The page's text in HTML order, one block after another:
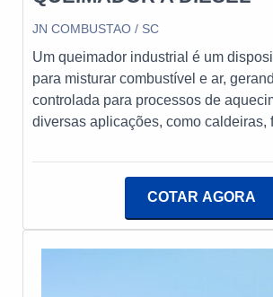
JN COMBUSTAO / SC
Um queimador industrial é um
para misturar combustível e ar,
controlada para processos de
diversas aplicações, como caldeiras,
temperaturas e pressões, esses
indústria. Eles podem funcionar com
de combustíveis, como gás natural,
COTAR AGORA